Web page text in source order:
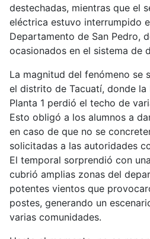
destechadas, mientras que el
eléctrica estuvo interrumpido
Departamento de San Pedro,
ocasionados en el sistema de
La magnitud del fenómeno se
el distrito de Tacuatí, donde la
Planta 1 perdió el techo de
Esto obligó a los alumnos a
en caso de que no se
solicitadas a las autoridades
El temporal sorprendió con
cubrió amplias zonas del
potentes vientos que
postes, generando un
varias comunidades.